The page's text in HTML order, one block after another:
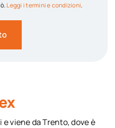
Leggi i termini e condizioni.
e viene da Trento, dove è